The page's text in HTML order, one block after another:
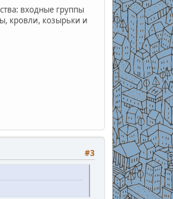
входные группы
кровли, козырьки и
#3